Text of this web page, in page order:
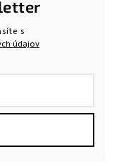
s
údajov